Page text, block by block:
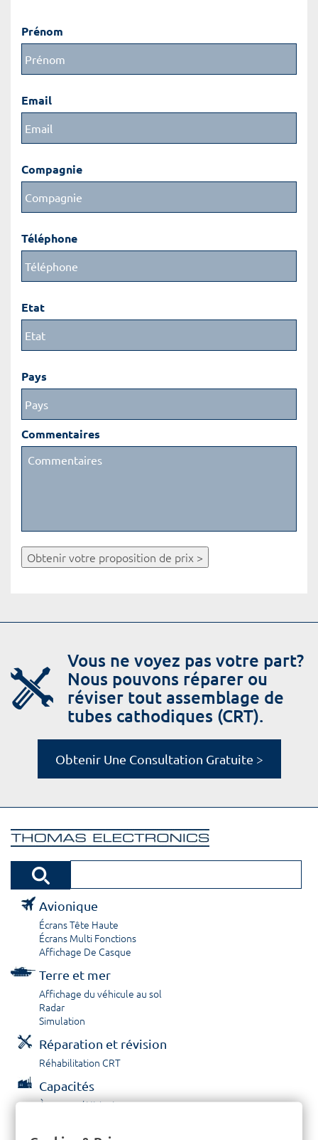
Prénom
Email
Compagnie
Téléphone
Etat
Pays
Commentaires
Obtenir votre proposition de prix >
Vous ne voyez pas votre part?
Nous pouvons réparer ou
réviser tout assemblage de
tubes cathodiques (CRT).
Obtenir Une Consultation Gratuite >
Avionique
Écrans Tête Haute
Écrans Multi Fonctions
Affichage De Casque
Terre et mer
Affichage du véhicule au sol
Radar
Simulation
Réparation et révision
Réhabilitation CRT
Capacités
À propos / Historique